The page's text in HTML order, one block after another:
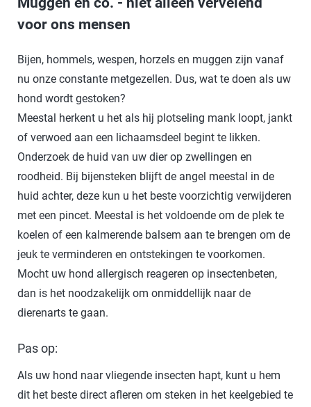
voor ons mensen
Bijen, hommels, wespen, horzels en muggen zijn vanaf
nu onze constante metgezellen. Dus, wat te doen als uw
hond wordt gestoken?
Meestal herkent u het als hij plotseling mank loopt, jankt
of verwoed aan een lichaamsdeel begint te likken.
Onderzoek de huid van uw dier op zwellingen en
roodheid. Bij bijensteken blijft de angel meestal in de
huid achter, deze kun u het beste voorzichtig verwijderen
met een pincet. Meestal is het voldoende om de plek te
koelen of een kalmerende balsem aan te brengen om de
jeuk te verminderen en ontstekingen te voorkomen.
Mocht uw hond allergisch reageren op insectenbeten,
dan is het noodzakelijk om onmiddellijk naar de
dierenarts te gaan.
Pas op:
Als uw hond naar vliegende insecten hapt, kunt u hem
dit het beste direct afleren om steken in het keelgebied te